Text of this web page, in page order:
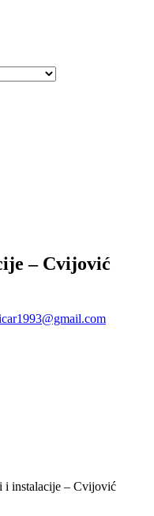
– Cvijović
i instalacije – Cvijović